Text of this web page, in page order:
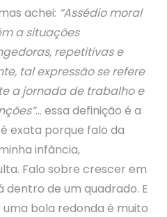
achei: “Assédio moral
a situações
repetitivas e
tal expressão se refere
a jornada de trabalho e
… essa definição é a
exata porque falo da
infância,
Falo sobre crescer em
dentro de um quadrado. E
bola redonda é muito